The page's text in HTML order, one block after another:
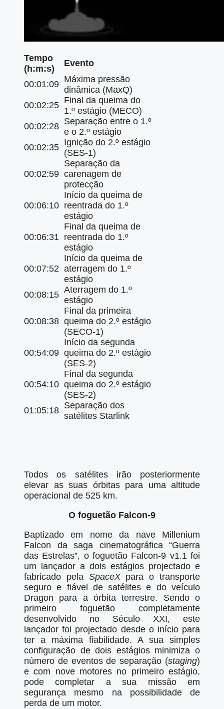
Tempo
(h:m:s)
Evento
00:01:09 Máxima pressão
dinâmica (MaxQ)
00:02:25 Final da queima do
1.º estágio (MECO)
00:02:28 Separação entre o 1.º
e o 2.º estágio
00:02:35 Ignição do 2.º estágio
(SES-1)
00:02:59
Separação da
carenagem de
protecção
00:06:10
Início da queima de
reentrada do 1.º
estágio
00:06:31
Final da queima de
reentrada do 1.º
estágio
00:07:52
Início da queima de
aterragem do 1.º
estágio
00:08:15 Aterragem do 1.º
estágio
00:08:38
Final da primeira
queima do 2.º estágio
(SECO-1)
00:54:09
Início da segunda
queima do 2.º estágio
(SES-2)
00:54:10
Final da segunda
queima do 2.º estágio
(SES-2)
01:05:18 Separação dos
satélites Starlink
Todos os satélites irão posteriormente
elevar as suas órbitas para uma altitude
operacional de 525 km.
O foguetão Falcon-9
Baptizado em nome da nave Millenium
Falcon da saga cinematográfica “Guerra
das Estrelas”, o foguetão Falcon-9 v1.1 foi
um lançador a dois estágios projectado e
fabricado pela SpaceXpara o transporte
seguro e fiável de satélites e do veículo
Dragon para a órbita terrestre. Sendo o
primeiro foguetão completamente
desenvolvido no Século XXI, este
lançador foi projectado desde o início para
ter a máxima fiabilidade. A sua simples
configuração de dois estágios minimiza o
número de eventos de separação (staging)
e com nove motores no primeiro estágio,
pode completar a sua missão em
segurança mesmo na possibilidade de
perda de um motor.